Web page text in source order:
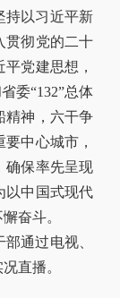
持以习近平新
贯彻党的二十
党建思想，
委“132”总体
精神，六干争
中心城市，
确保率先呈现
以中国式现代
奋斗。
通过电视、
直播。